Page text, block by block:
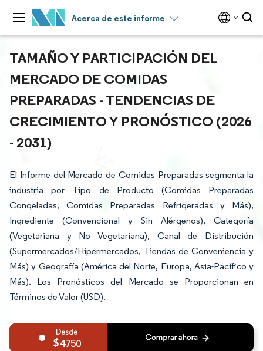
Acerca de este informe
TAMAÑO Y PARTICIPACIÓN DEL
MERCADO DE COMIDAS
PREPARADAS - TENDENCIAS DE
CRECIMIENTO Y PRONÓSTICO (2026
- 2031)
El Informe del Mercado de Comidas Preparadas segmenta la
industria por Tipo de Producto (Comidas Preparadas
Congeladas, Comidas Preparadas Refrigeradas y Más),
Ingrediente (Convencional y Sin Alérgenos), Categoría
(Vegetariana y No Vegetariana), Canal de Distribución
(Supermercados/Hipermercados, Tiendas de Conveniencia y
Más) y Geografía (América del Norte, Europa, Asia-Pacífico y
Más). Los Pronósticos del Mercado se Proporcionan en
Términos de Valor (USD).
4750